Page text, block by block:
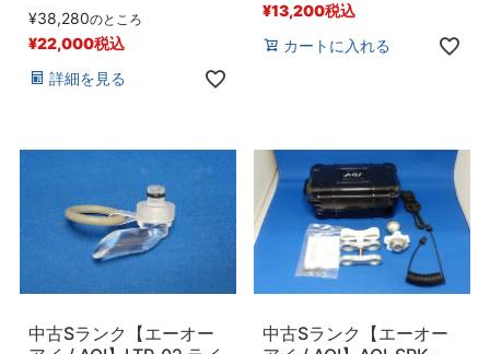
¥38,280のところ
¥22,000税込
詳細を見る
¥13,200税込
カートに入れる
中古Sランク【エーオー
中古Sランク【エーオー